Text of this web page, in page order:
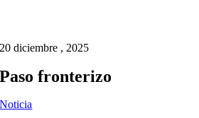
20 diciembre , 2025
Paso fronterizo
Noticia